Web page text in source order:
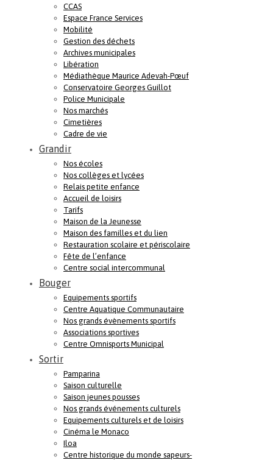
CCAS
Espace France Services
Mobilité
Gestion des déchets
Archives municipales
Libération
Médiathèque Maurice Adevah-Pœuf
Conservatoire Georges Guillot
Police Municipale
Nos marchés
Cimetières
Cadre de vie
Grandir
Nos écoles
Nos collèges et lycées
Relais petite enfance
Accueil de loisirs
Tarifs
Maison de la Jeunesse
Maison des familles et du lien
Restauration scolaire et périscolaire
Fête de l’enfance
Centre social intercommunal
Bouger
Equipements sportifs
Centre Aquatique Communautaire
Nos grands évènements sportifs
Associations sportives
Centre Omnisports Municipal
Sortir
Pamparina
Saison culturelle
Saison jeunes pousses
Nos grands événements culturels
Equipements culturels et de loisirs
Cinéma le Monaco
Iloa
Centre historique du monde sapeurs-